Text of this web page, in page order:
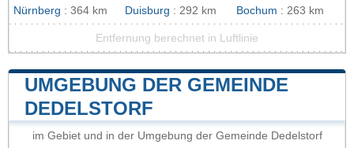
Nürnberg : 364 km Duisburg : 292 km Bochum : 263 km
Entfernung berechnet in Luftlinie
UMGEBUNG DER GEMEINDE
DEDELSTORF
im Gebiet und in der Umgebung der Gemeinde Dedelstorf